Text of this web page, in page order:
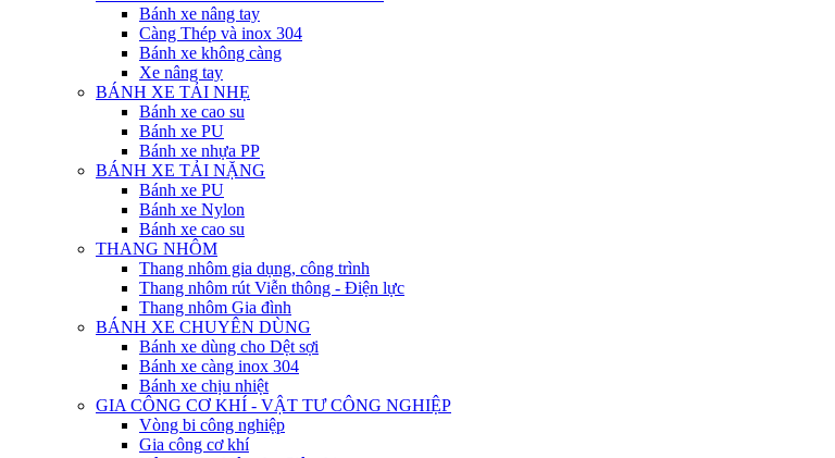
Bánh xe nâng tay
Càng Thép và inox 304
Bánh xe không càng
Xe nâng tay
BÁNH XE TẢI NHẸ
Bánh xe cao su
Bánh xe PU
Bánh xe nhựa PP
BÁNH XE TẢI NẶNG
Bánh xe PU
Bánh xe Nylon
Bánh xe cao su
THANG NHÔM
Thang nhôm gia dụng, công trình
Thang nhôm rút Viễn thông - Điện lực
Thang nhôm Gia đình
BÁNH XE CHUYÊN DÙNG
Bánh xe dùng cho Dệt sợi
Bánh xe càng inox 304
Bánh xe chịu nhiệt
GIA CÔNG CƠ KHÍ - VẬT TƯ CÔNG NGHIỆP
Vòng bi công nghiệp
Gia công cơ khí